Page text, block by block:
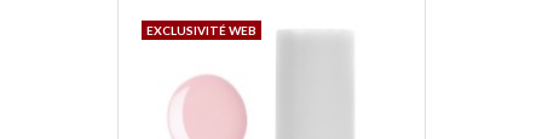
EXCLUSIVITÉ WEB